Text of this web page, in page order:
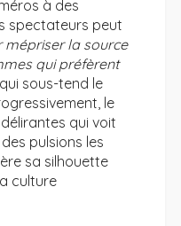
à des
spectateurs peut
mépriser la source
qui préfèrent
sous-tend le
le
qui voit
pulsions les
sa silhouette
culture